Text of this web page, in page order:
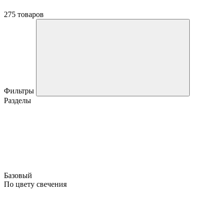
275 товаров
Фильтры
Разделы
Базовый
По цвету свечения